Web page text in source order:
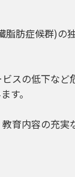
脂肪症候群)の
スの低下など
す。
育内容の充実